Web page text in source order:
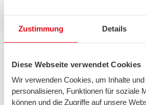
Zustimmung Details
Diese Webseite verwendet Cookies
Wir verwenden Cookies, um Inhalte
personalisieren, Funktionen für soziale
können und die Zugriffe auf unsere